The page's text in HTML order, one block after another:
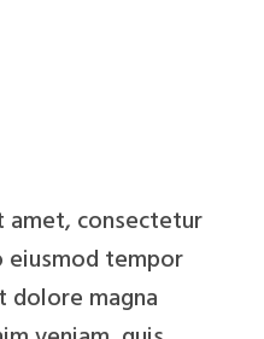
amet, consectetur
eiusmod tempor
dolore magna